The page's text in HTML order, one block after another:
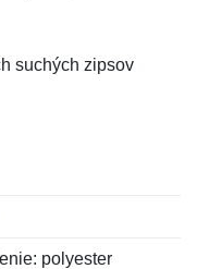
suchých zipsov
polyester